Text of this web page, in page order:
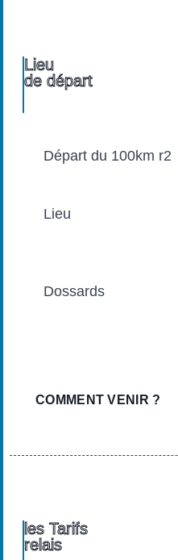
Lieu
de départ
Départ du 100km r2
Lieu
Dossards
COMMENT VENIR ?
les Tarifs
relais